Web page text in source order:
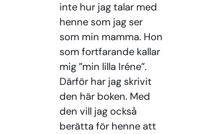
inte hur jag talar med
henne som jag ser
som min mamma. Hon
som fortfarande kallar
mig ”min lilla Iréne”.
Därför har jag skrivit
den här boken. Med
den vill jag också
berätta för henne att